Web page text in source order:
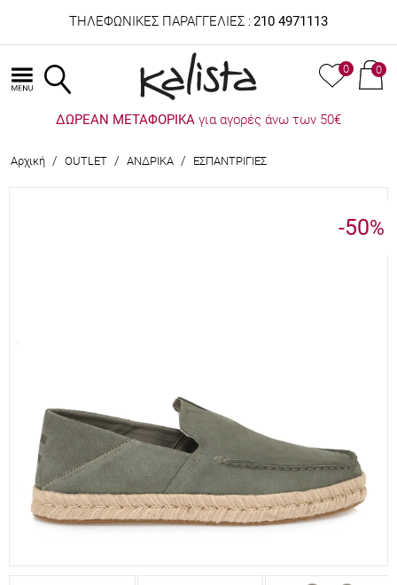
ΤΗΛΕΦΩΝΙΚΕΣ ΠΑΡΑΓΓΕΛΙΕΣ : 210 4971113
0 0
ΔΩΡΕΑΝ ΜΕΤΑΦΟΡΙΚΑ για αγορές άνω των 50€
Αρχική / OUTLET / ΑΝΔΡΙΚΑ / ΕΣΠΑΝΤΡΙΓΙΕΣ
-50%